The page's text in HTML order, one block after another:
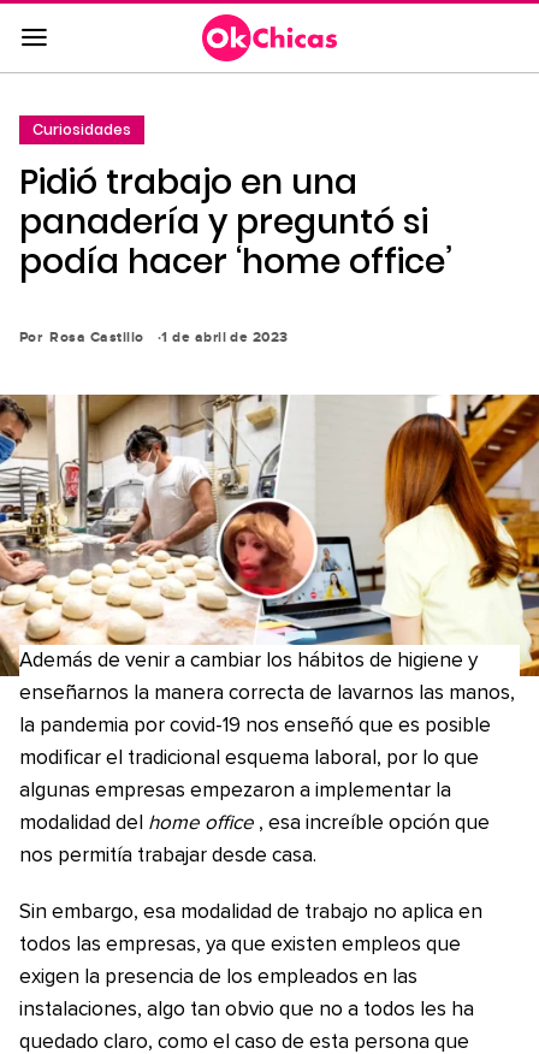
Saltar
al
contenido
a
la
navegación
principal
Curiosidades
Pidió trabajo en una
panadería y preguntó si
podía hacer ‘home office’
Por Rosa Castillo 1 de abril de 2023
Además de venir a cambiar los hábitos de higiene y
enseñarnos la manera correcta de lavarnos las manos,
la pandemia por covid-19 nos enseñó que es posible
modificar el tradicional esquema laboral, por lo que
algunas empresas empezaron a implementar la
modalidad del home office , esa increíble opción que
nos permitía trabajar desde casa.
Sin embargo, esa modalidad de trabajo no aplica en
todos las empresas, ya que existen empleos que
exigen la presencia de los empleados en las
instalaciones, algo tan obvio que no a todos les ha
quedado claro, como el caso de esta persona que